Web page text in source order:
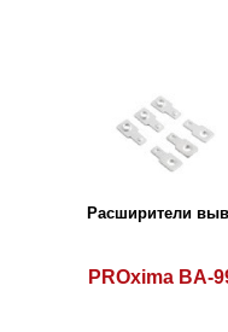
Расширители
PROxima BA-